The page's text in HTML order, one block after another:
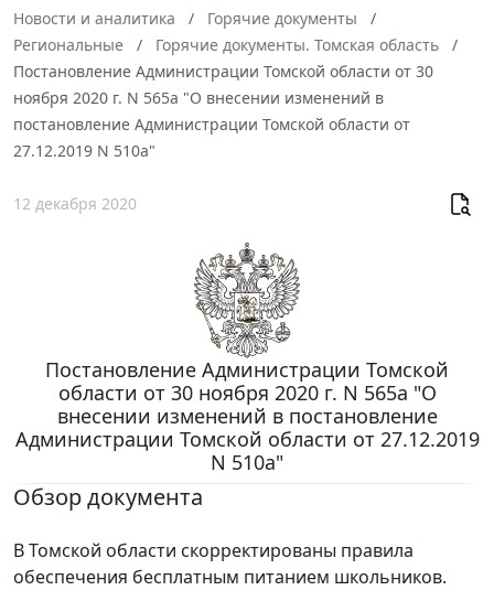
Новости и аналитика
Горячие документы
Региональные
Горячие документы. Томская область
Постановление Администрации Томской области от 30
ноября 2020 г. N 565а "О внесении изменений в
постановление Администрации Томской области от
27.12.2019 N 510а"
12 декабря 2020
Постановление Администрации Томской
области от 30 ноября 2020 г. N 565а "О
внесении изменений в постановление
Администрации Томской области от 27.12.2019
N 510а"
Обзор документа
В Томской области скорректированы правила
обеспечения бесплатным питанием школьников.